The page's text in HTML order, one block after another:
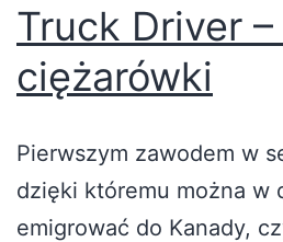
Truck Driver
ciężarówki
Pierwszym zawodem w
dzięki któremu można w
emigrować do Kanady,